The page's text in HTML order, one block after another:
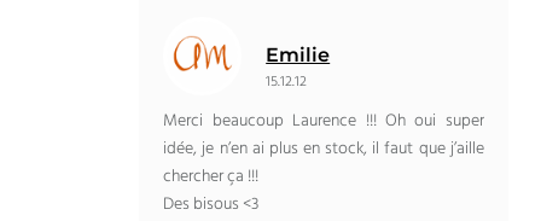
Emilie
15.12.12
Merci beaucoup Laurence !!! Oh oui super
idée, je n’en ai plus en stock, il faut que j’aille
chercher ça !!!
Des bisous <3